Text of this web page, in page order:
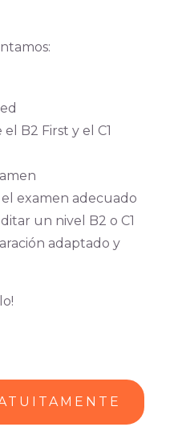
B2 First y el C1
examen adecuado
un nivel B2 o C1
adaptado y